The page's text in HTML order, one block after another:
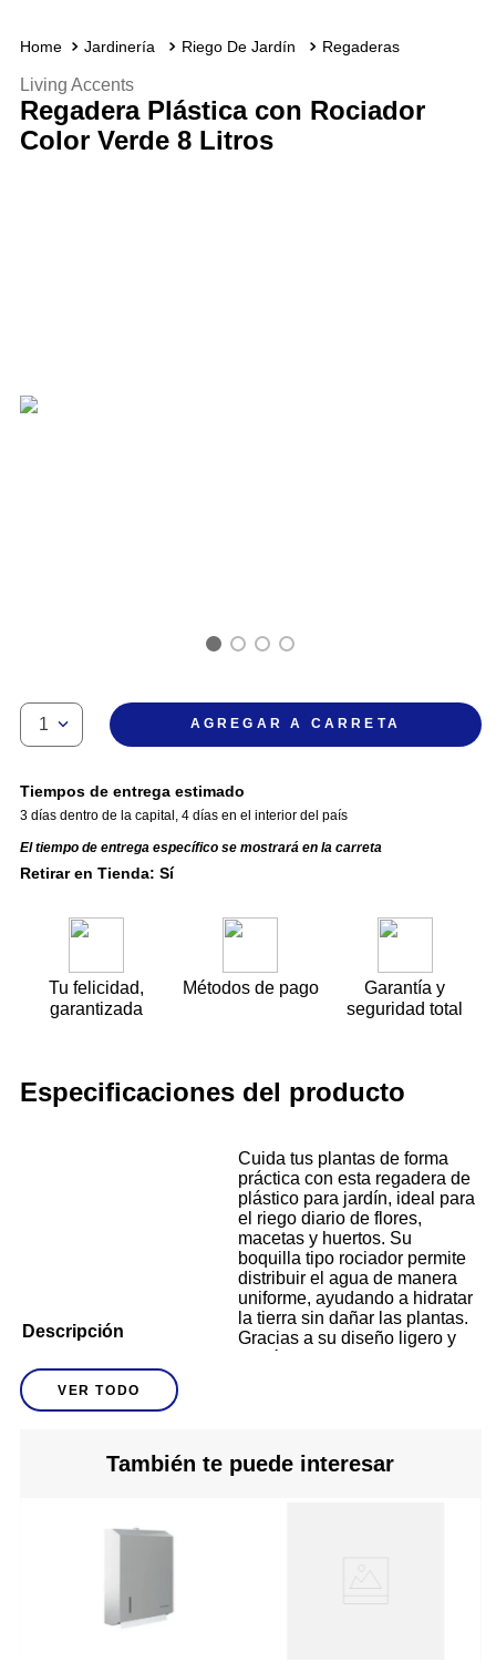
Jardinería Riego De Jardín Regaderas
Living Accents
Regadera Plástica con Rociador
Color Verde 8 Litros
1 AGREGAR A CARRETA
Tiempos de entrega estimado
3 días dentro de la capital 4 días en el interior del país
El tiempo de entrega específico se mostrará en la carreta
Retirar en Tienda: Sí
Tu felicidad,
garantizada
Métodos de pago
Garantía y
seguridad total
Especificaciones del producto
Descripción
Cuida tus plantas de forma
práctica con esta regadera de
plástico para jardín, ideal para
el riego diario de flores,
macetas y huertos. Su
boquilla tipo rociador permite
distribuir el agua de manera
uniforme, ayudando a hidratar
la tierra sin dañar las plantas.
Gracias a su diseño ligero y
una herramienta funcional que
facilita el cuidado de tus
VER TODO
También te puede interesar